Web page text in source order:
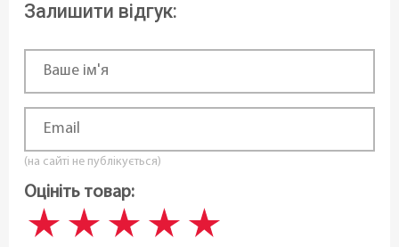
Залишити відгук:
(на сайті не публікується)
Оцініть товар: